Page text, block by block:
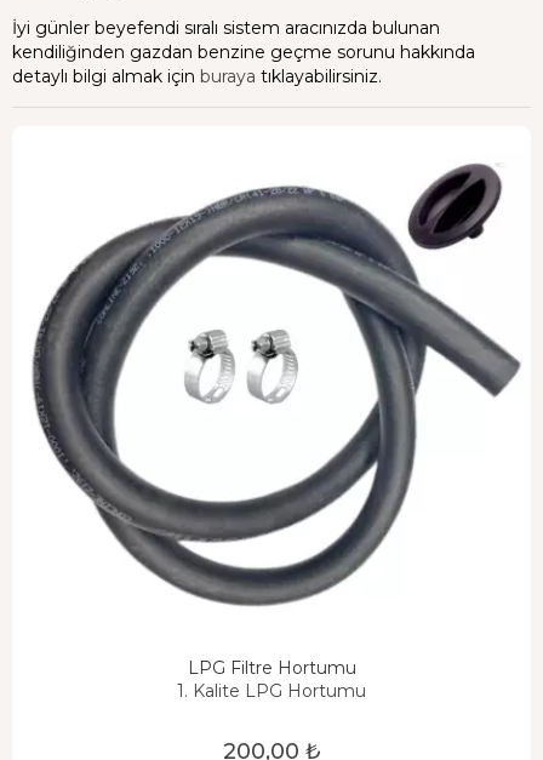
İyi günler beyefendi sıralı sistem aracınızda bulunan
kendiliğinden gazdan benzine geçme sorunu hakkında
detaylı bilgi almak için buraya tıklayabilirsiniz.
LPG Filtre Hortumu
1. Kalite LPG Hortumu
200,00 ₺